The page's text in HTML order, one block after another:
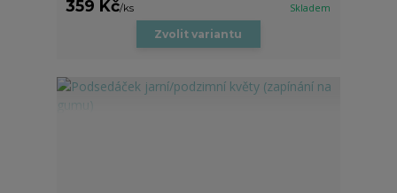
359 Kč/ks Skladem
Zvolit variantu